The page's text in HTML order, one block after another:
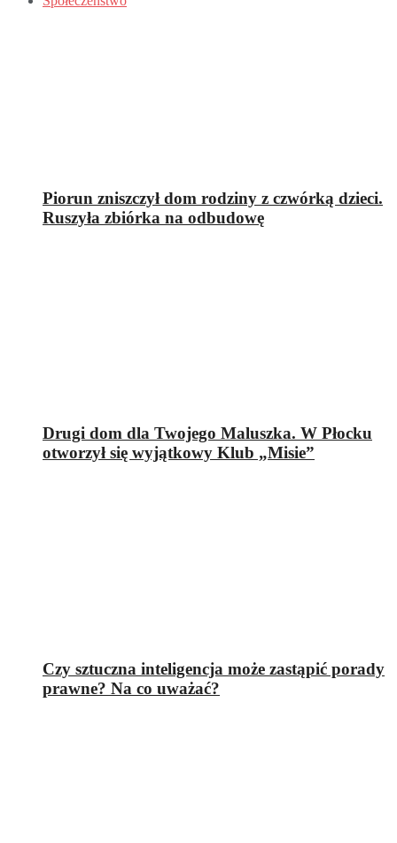
Piorun zniszczył dom rodziny z czwórką dzieci.
Ruszyła zbiórka na odbudowę
Drugi dom dla Twojego Maluszka. W Płocku
otworzył się wyjątkowy Klub „Misie”
Czy sztuczna inteligencja może zastąpić porady
prawne? Na co uważać?